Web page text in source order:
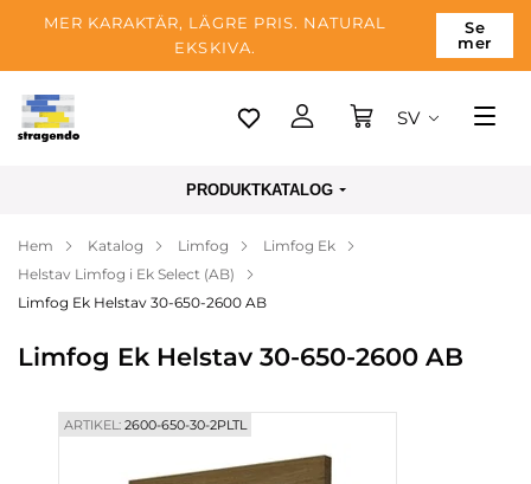
MER KARAKTÄR, LÄGRE PRIS. NATURAL
EKSKIVA.
Se
mer
Tallinn
Betalning
Om företaget
Blogg
SV
PRODUKTKATALOG
Hem Katalog Limfog
Limfog Ek
Helstav Limfog i Ek Select (AB)
Limfog Ek Helstav 30-650-2600 AB
Limfog Ek Helstav 30-650-2600 AB
ARTIKEL:2600-650-30-2PLTL